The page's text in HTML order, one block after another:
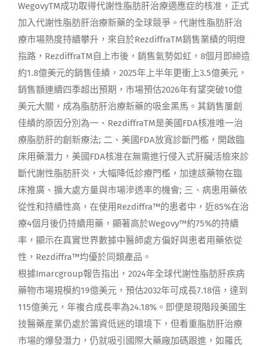
WegovyTM成功取得代謝性脂肪肝治療適應症的核准，正式
加入代謝性脂肪肝治療新藥的全球競爭。代謝性脂肪肝治
療市場熱度持續攀升，來自於RezdiffraTM銷售業績的明燈
指路，RezdiffraTM自上市後，銷售氣勢如虹，8個月即締造
約1.8億美元的銷售佳績，2025年上半年更衝上3.5億美元，
銷售額連續四季超出預期，市場預估2026年有望突破10億
美元大關，成為脂肪肝治療新藥的吸金黑馬。其銷售屢創
佳績的原因分別為一、RezdiffraTM是美國FDA核准唯一治
療脂肪肝的創新療法; 二、美國FDA放寬診斷門檻，開啟臨
床用藥潛力，美國FDA核准在無需進行侵入式肝臟活檢來診
斷代謝性脂肪肝炎，大幅降低診療門檻，加速該藥物在臨
床推廣、擴大處方量與市場滲透率的機會; 三、病患用藥依
從性和持續性高，在使用Rezdiffra™的患者中，近85%在治
療4個月後仍持續用藥，顯著高於Wegovy™約75%的持續
率，顯示在真實世界數據中醫師處方偏好與患者用藥依從
性，Rezdiffra™均優於同類產品。
根據Imarcgroup報告指出，2024年全球代謝性脂肪肝疾病
藥物市場規模約19億美元，預估2032年可成長7.18倍，達到
115億美元，年複合成長率為24.18%。即便是現階段美國生
技醫藥産業仍處於籌資低迷的環境下，但看重脂肪肝治療
市場的爆發潛力，仍就吸引國際大藥廠加碼跟進，如羅氏